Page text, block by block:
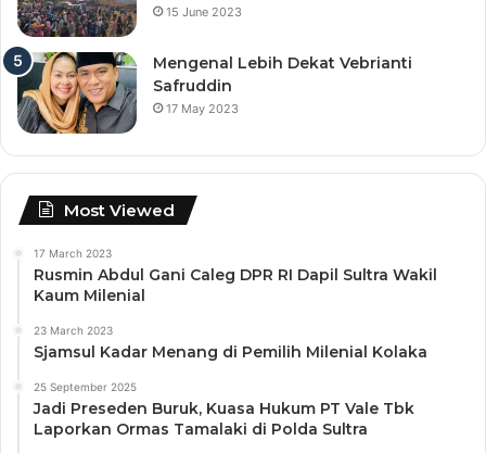
15 June 2023
Mengenal Lebih Dekat Vebrianti
Safruddin
17 May 2023
Most Viewed
17 March 2023
Rusmin Abdul Gani Caleg DPR RI Dapil Sultra Wakil
Kaum Milenial
23 March 2023
Sjamsul Kadar Menang di Pemilih Milenial Kolaka
25 September 2025
Jadi Preseden Buruk, Kuasa Hukum PT Vale Tbk
Laporkan Ormas Tamalaki di Polda Sultra